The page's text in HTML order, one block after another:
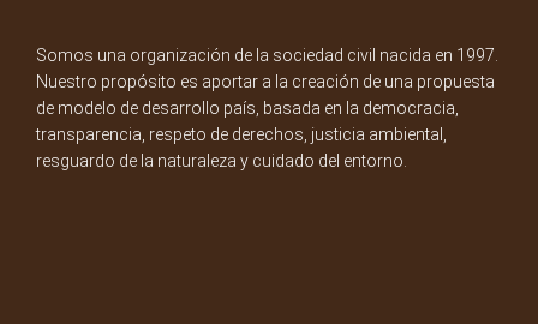
Somos una organización de la sociedad civil nacida en 1997.
Nuestro propósito es aportar a la creación de una propuesta
de modelo de desarrollo país, basada en la democracia,
transparencia, respeto de derechos, justicia ambiental,
resguardo de la naturaleza y cuidado del entorno.